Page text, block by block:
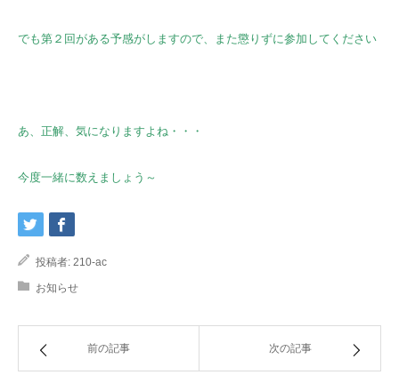
でも第２回がある予感がしますので、また懲りずに参加してください
あ、正解、気になりますよね・・・
今度一緒に数えましょう～
投稿者: 210-ac
お知らせ
前の記事 次の記事